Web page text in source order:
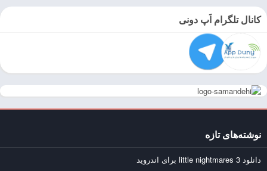
کانال تلگرام اَپ دونی
نوشته‌های تازه
دانلود little nightmares 3 برای اندروید